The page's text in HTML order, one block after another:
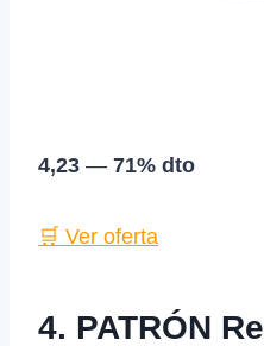
4,23 — 71% dto
🛒 Ver oferta
4. PATRÓN